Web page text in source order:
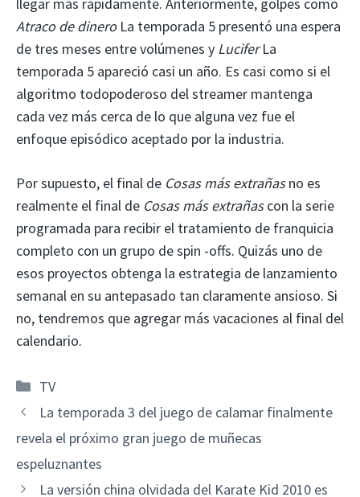
Atraco de dineroLa temporada 5 presentó una espera
de tres meses entre volúmenes y LuciferLa
temporada 5 apareció casi un año. Es casi como si el
algoritmo todopoderoso del streamer mantenga
cada vez más cerca de lo que alguna vez fue el
enfoque episódico aceptado por la industria.
Por supuesto, el final de Cosas más extrañasno es
realmente el final de Cosas más extrañascon la serie
programada para recibir el tratamiento de franquicia
completo con un grupo de spin -offs. Quizás uno de
esos proyectos obtenga la estrategia de lanzamiento
semanal en su antepasado tan claramente ansioso. Si
no, tendremos que agregar más vacaciones al final del
calendario.
Categorías
TV
La temporada 3 del juego de calamar finalmente
revela el próximo gran juego de muñecas
espeluznantes
La versión china olvidada del Karate Kid 2010 es